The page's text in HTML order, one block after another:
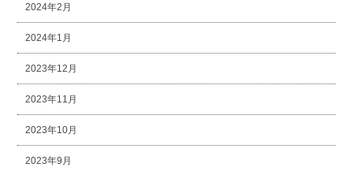
2024年2月
2024年1月
2023年12月
2023年11月
2023年10月
2023年9月